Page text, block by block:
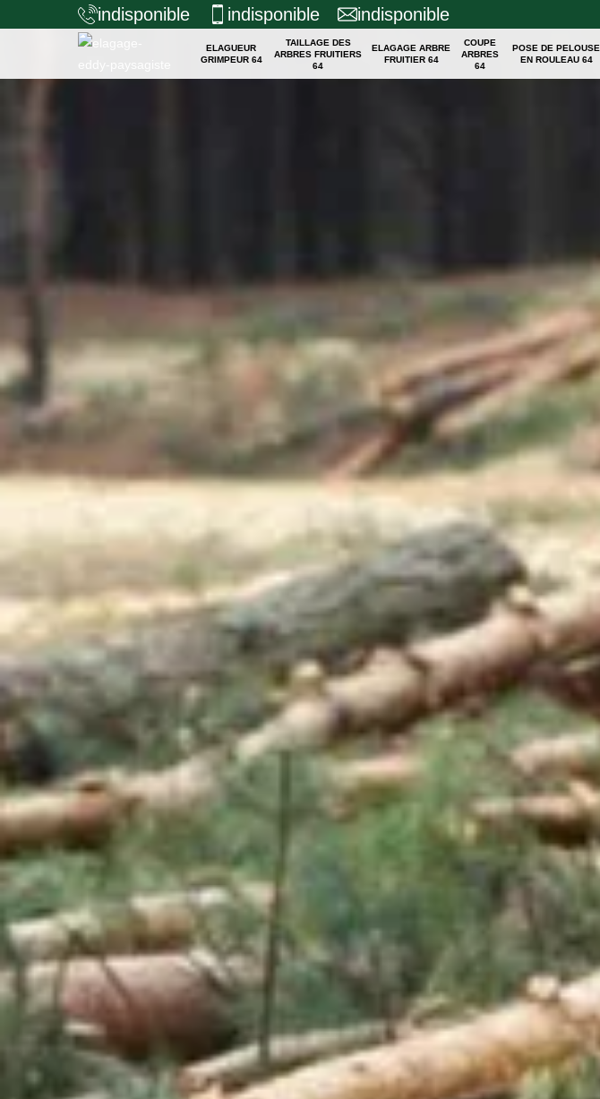
indisponible indisponible indisponible
ELAGUEUR
GRIMPEUR 64
TAILLAGE DES
ARBRES FRUITIERS
64
ELAGAGE ARBRE
FRUITIER 64
COUPE
ARBRES
64
POSE DE PELOUSE
EN ROULEAU 64